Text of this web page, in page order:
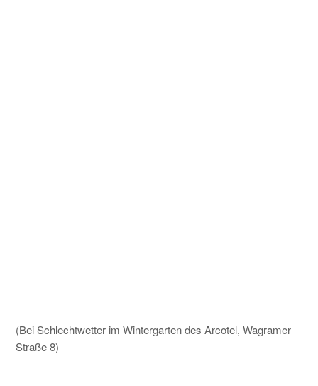
(Bei Schlechtwetter im Wintergarten des Arcotel, Wagramer
Straße 8)